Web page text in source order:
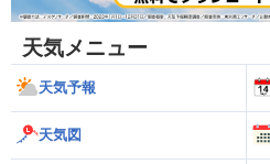
天気メニュー
天気予報
天気図